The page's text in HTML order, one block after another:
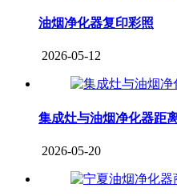
油烟净化器复印彩照
2026-05-12
集成灶与油烟净化器距
2026-05-20